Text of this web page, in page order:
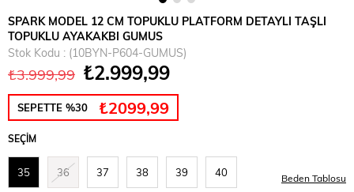
SPARK MODEL 12 CM TOPUKLU PLATFORM DETAYLI TAŞLI
TOPUKLU AYAKAKBI GUMUS
Stok Kodu
(10BYN-P604-GUMUS)
₺3.999,99 ₺2.999,99
SEPETTE %30 ₺2099,99
SEÇIM
35 36 37 38 39 40 Beden Tablosu